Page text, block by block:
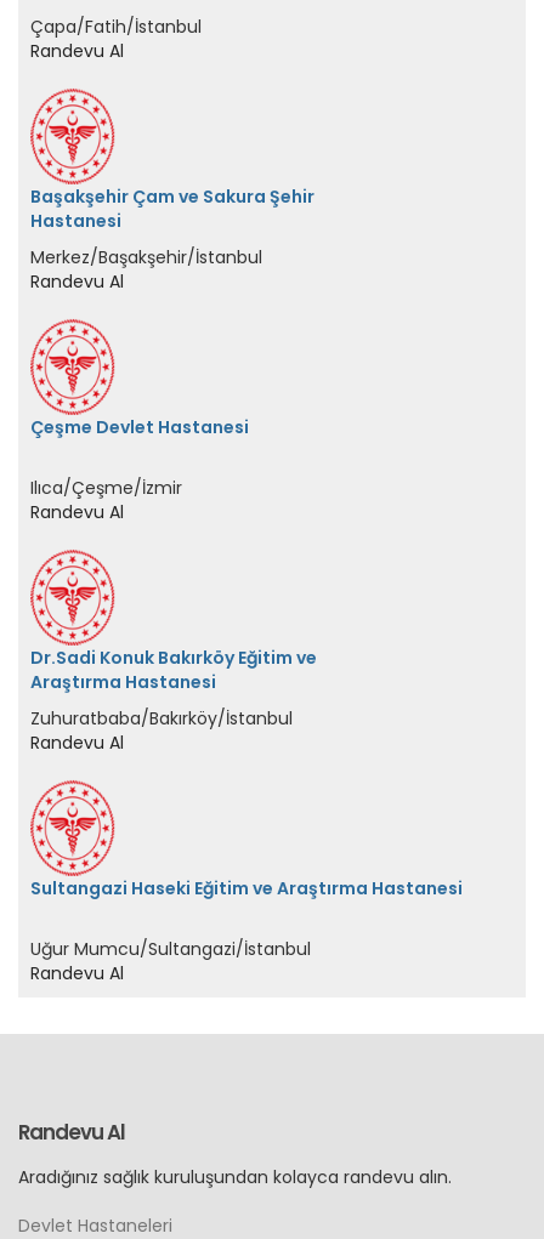
Çapa/Fatih/İstanbul
Randevu Al
Başakşehir Çam ve Sakura Şehir
Hastanesi
Merkez/Başakşehir/İstanbul
Randevu Al
Çeşme Devlet Hastanesi
Ilıca/Çeşme/İzmir
Randevu Al
Dr.Sadi Konuk Bakırköy Eğitim ve
Araştırma Hastanesi
Zuhuratbaba/Bakırköy/İstanbul
Randevu Al
Sultangazi Haseki Eğitim ve Araştırma Hastanesi
Uğur Mumcu/Sultangazi/İstanbul
Randevu Al
Randevu Al
Aradığınız sağlık kuruluşundan kolayca randevu alın.
Devlet Hastaneleri